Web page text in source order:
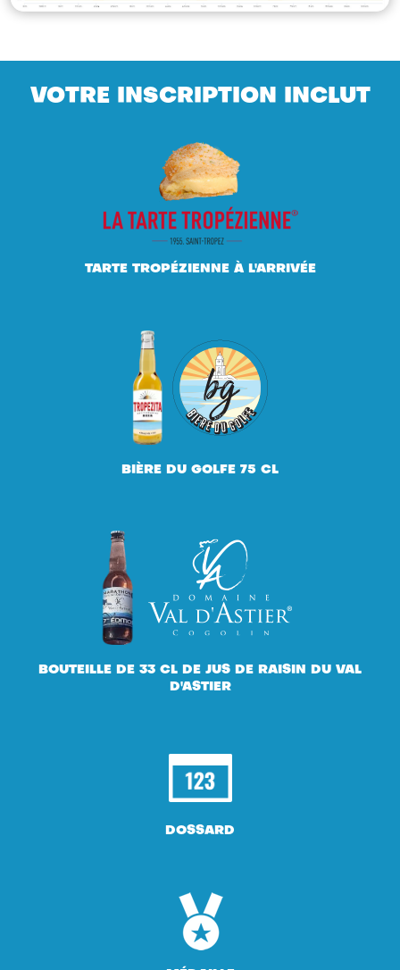
VOTRE INSCRIPTION INCLUT
TARTE TROPÉZIENNE À L'ARRIVÉE
BIÈRE DU GOLFE 75 CL
BOUTEILLE DE 33 CL DE JUS DE RAISIN DU VAL
D'ASTIER
DOSSARD